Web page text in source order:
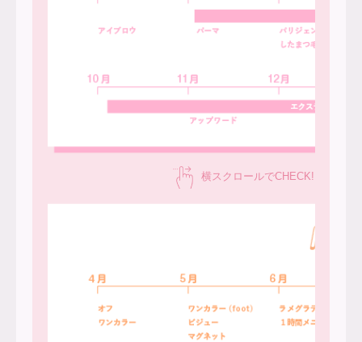
横スクロールでCHECK!